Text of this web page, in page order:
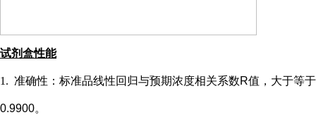
试剂盒性能
1. 准确性：标准品线性回归与预期浓度相关系数R值，大于等于
0.9900。